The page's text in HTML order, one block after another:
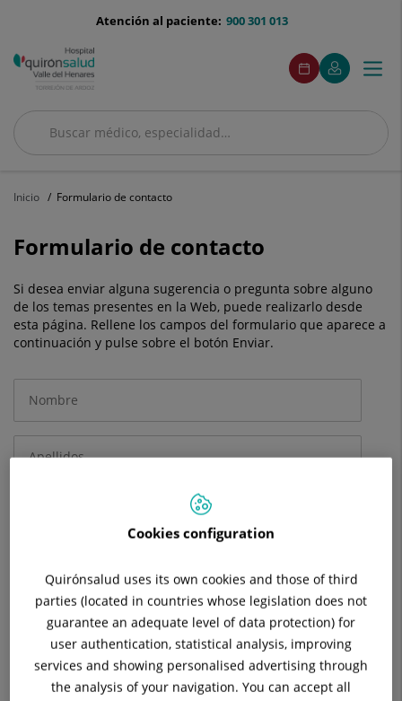
menu-
900 301 013
Atención al paciente:
Buscar
Buscar
menuAcceso
Pedir
cita
Este
enlace
se
en
Mi
Quirónsalud
Este
enlace
se
en
ventana
Menú
Inicio Formulario de contacto
Formulario de contacto
Si desea enviar alguna sugerencia o pregunta sobre alguno
de los temas presentes en la Web, puede realizarlo desde
esta página. Rellene los campos del formulario que aparece a
continuación y pulse sobre el botón Enviar.
obligatorios
Cookies configuration
Quirónsalud uses its own cookies and those of third
parties (located in countries whose legislation does not
guarantee an adequate level of data protection) for
user authentication, statistical analysis, improving
services and showing personalised advertising through
the analysis of your navigation. You can accept all